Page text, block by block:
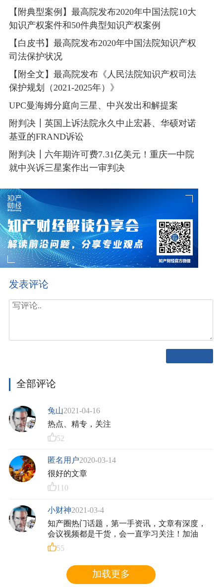
【附典型案例】最高院发布2020年中国法院10大
知识产权案件和50件典型知识产权案例
【白皮书】最高院发布2020年中国法院知识产权
司法保护状况
【附全文】最高院发布《人民法院知识产权司法
保护规划（2021-2025年）》
UPC曼海姆分庭向三星、中兴发出和解提案
附判决┃英国上诉法院永久中止宏碁、华硕对诺
基亚的FRAND诉讼
附判决┃六年期许可费7.31亿美元！重庆一中院
就中兴诉三星案作出一审判决
发表评论
全部评论
兔山2021-04-16
热点、精专，关注
52
匿名用户2020-03-14
很好的文章
110
小财神2021-03-4
知产圈热门话题，第一手资讯，文章有深度，
会议视频都是干货，会一直学习关注！加油
55
加载更多